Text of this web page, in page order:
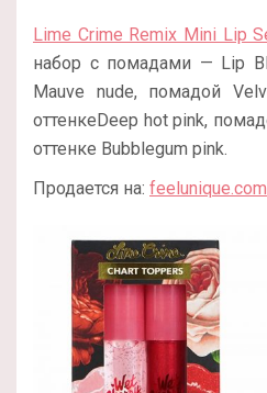
Lime Crime Remix Mini Lip
набор с помадами — Lip
Mauve nude, помадой
оттенкеDeep hot pink,
оттенке Bubblegum pink.
Продается на: feelunique.com